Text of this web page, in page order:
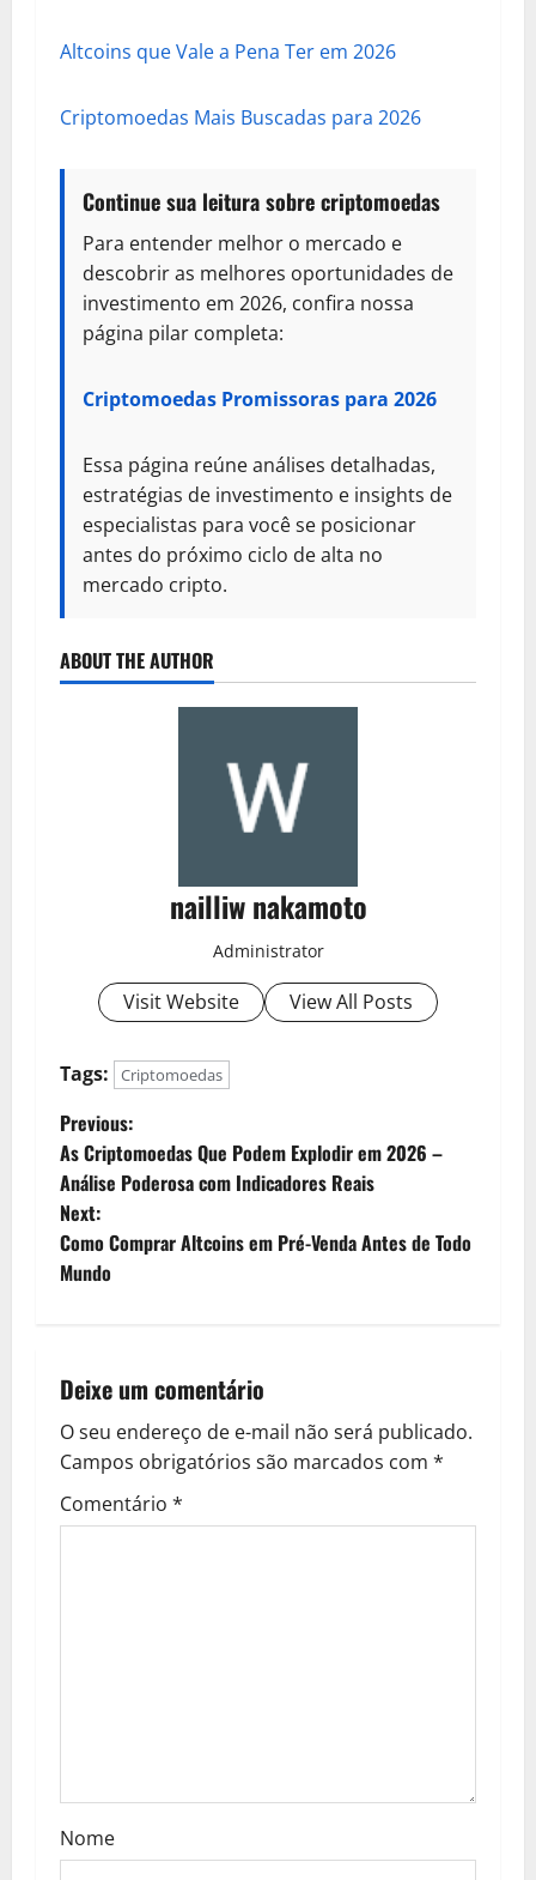
Altcoins que Vale a Pena Ter em 2026
Criptomoedas Mais Buscadas para 2026
Continue sua leitura sobre criptomoedas
Para entender melhor o mercado e
descobrir as melhores oportunidades de
investimento em 2026, confira nossa
página pilar completa:
Criptomoedas Promissoras para 2026
Essa página reúne análises detalhadas,
estratégias de investimento e insights de
especialistas para você se posicionar
antes do próximo ciclo de alta no
mercado cripto.
ABOUT THE AUTHOR
nailliw nakamoto
Administrator
Visit Website View All Posts
Tags: Criptomoedas
P
o
s
t
a
v
i
g
Previous:
As Criptomoedas Que Podem Explodir em 2026 –
Análise Poderosa com Indicadores Reais
Next:
Como Comprar Altcoins em Pré-Venda Antes de Todo
Mundo
Deixe um comentário
O seu endereço de e-mail não será publicado.
Campos obrigatórios são marcados com *
Comentário *
Nome